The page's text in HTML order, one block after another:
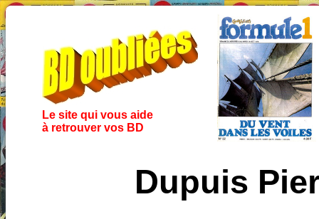
Le site qui vous aide
à retrouver vos BD
Dupuis